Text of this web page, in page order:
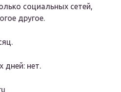
социальных сетей,
другое.
дней: нет.